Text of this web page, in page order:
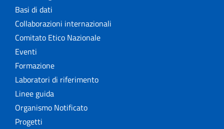
Basi di dati
Collaborazioni internazionali
Comitato Etico Nazionale
Eventi
Formazione
Laboratori di riferimento
Linee guida
Organismo Notificato
Progetti